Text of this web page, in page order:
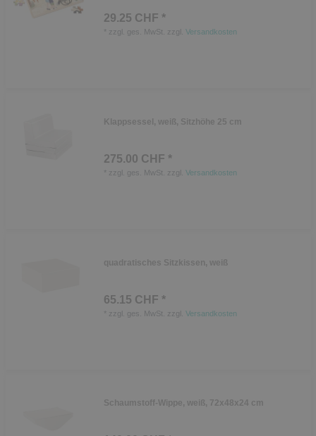
29.25 CHF *
zzgl. ges. MwSt. zzgl. Versandkosten
Klappsessel, weiß, Sitzhöhe 25 cm
275.00 CHF *
zzgl. ges. MwSt. zzgl. Versandkosten
quadratisches Sitzkissen, weiß
65.15 CHF *
zzgl. ges. MwSt. zzgl. Versandkosten
Schaumstoff-Wippe, weiß, 72x48x24 cm